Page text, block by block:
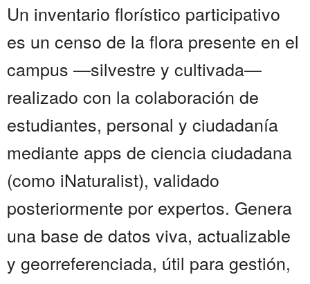
Un inventario florístico participativo
es un censo de la flora presente en el
campus —silvestre y cultivada—
realizado con la colaboración de
estudiantes, personal y ciudadanía
mediante apps de ciencia ciudadana
(como iNaturalist), validado
posteriormente por expertos. Genera
una base de datos viva, actualizable
y georreferenciada, útil para gestión,